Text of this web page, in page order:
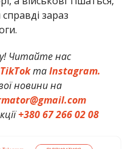
зараз
Читайте нас
TikTokтаInstagram.
новини на
+380 67 266 02 08